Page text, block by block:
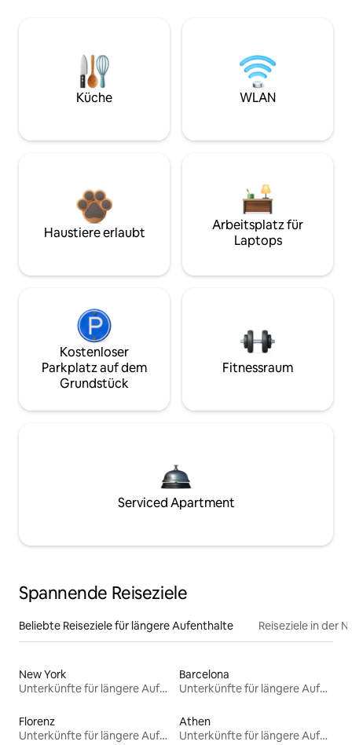
Küche WLAN
Haustiere erlaubt
Arbeitsplatz für
Laptops
Kostenloser
Parkplatz auf dem
Grundstück
Fitnessraum
Serviced Apartment
Spannende Reiseziele
Beliebte Reiseziele für längere Aufenthalte Reiseziele in der
New York
Unterkünfte für längere Aufenthalte
Barcelona
Unterkünfte für längere Aufenthalte
Florenz
Unterkünfte für längere Aufenthalte
Athen
Unterkünfte für längere Aufenthalte